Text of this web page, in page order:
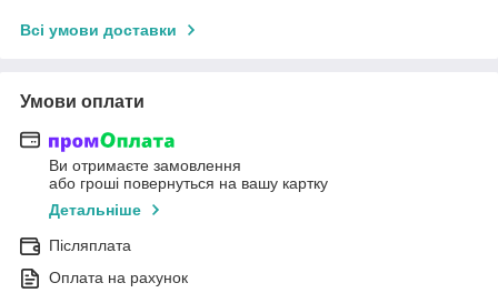
Всі умови доставки
Умови оплати
Ви отримаєте замовлення
або гроші повернуться на вашу картку
Детальніше
Післяплата
Оплата на рахунок